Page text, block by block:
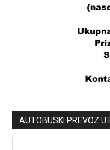
AUTOBUSKI PREVOZ U